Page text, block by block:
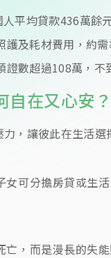
平均貸款436萬餘
護及耗材費用，約
證數超過108萬，不
自在又心安？
，讓彼此在生活選
可分擔房貸或生
，而是漫長的失